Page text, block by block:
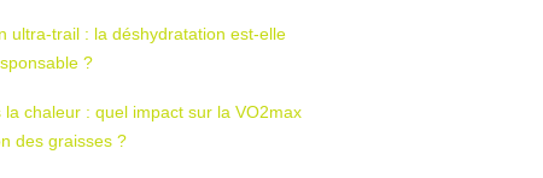
ultra-trail : la déshydratation est-elle
?
la chaleur : quel impact sur la VO2max
des graisses ?